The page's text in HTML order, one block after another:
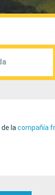
la compañía